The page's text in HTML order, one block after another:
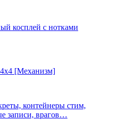
косплей с нотками
[Механизм]
контейнеры стим,
записи, врагов…